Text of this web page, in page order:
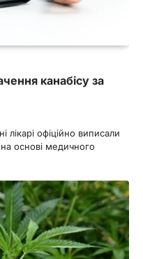
канабісу за
лікарі офіційно виписали
основі медичного